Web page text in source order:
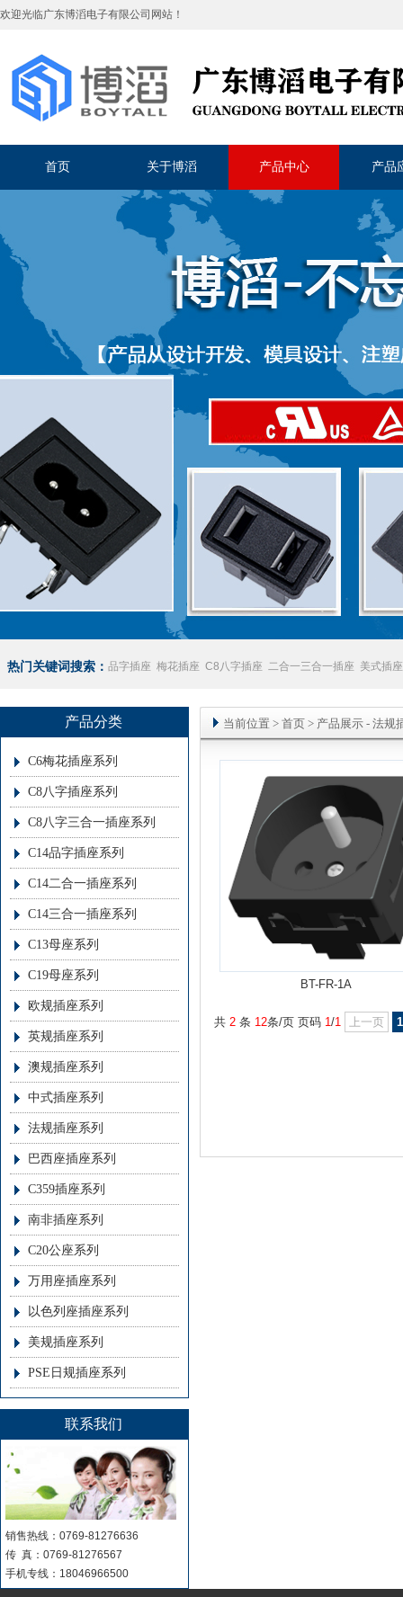
欢迎光临广东博滔电子有限公司 网站！
首页 关于博滔 产品中心 产品
热门关键词搜索： 品字插座 梅花插座 C8八字插座 二合一三合一插座 美式插座
产品分类
C6梅花插座系列
C8八字插座系列
C8八字三合一插座系列
C14品字插座系列
C14二合一插座系列
C14三合一插座系列
C13母座系列
C19母座系列
欧规插座系列
英规插座系列
澳规插座系列
中式插座系列
法规插座系列
巴西座插座系列
C359插座系列
南非插座系列
C20公座系列
万用座插座系列
以色列座插座系列
美规插座系列
PSE日规插座系列
联系我们
销售热线：0769-81276636
传 真：0769-81276567
手机专线：18046966500
当前位置 > 首页 > 产品展示 - 法规
BT-FR-1A
共 2 条 12条/页 页码 1/1 上一页 1